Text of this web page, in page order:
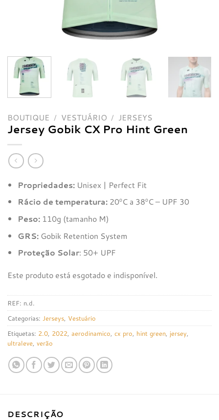
BOUTIQUE / VESTUÁRIO / JERSEYS
Jersey Gobik CX Pro Hint Green
Propriedades:Unisex | Perfect Fit
Rácio de temperatura: 20ºC a 38ºC – UPF 30
Peso:110g (tamanho M)
GRS: Gobik Retention System
Proteção Solar: 50+ UPF
Este produto está esgotado e indisponível.
REF: n.d.
Categorias: Jerseys, Vestuário
Etiquetas: 2.0, 2022, aerodinamico, cx pro, hint green, jersey,
ultraleve, verão
DESCRIÇÃO